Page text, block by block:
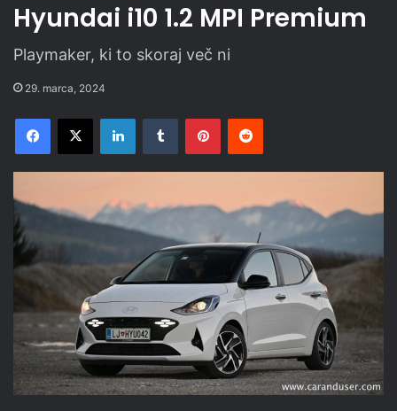
Hyundai i10 1.2 MPI Premium
Playmaker, ki to skoraj več ni
29. marca, 2024
Facebook
X LinkedInTumblr PinterestReddit